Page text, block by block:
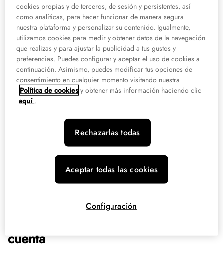
Losapartados principales que debe tener una memoria de prácticas
de vital importancia. Seguramente tu institución académica tenga un guión
para elaborar este documento, pero en caso de que necesites más
informaión, puedes seguir los que destacamos a continuación:
Índice.
Información personal del estudiante y los datos de la empresa o
institución.
Actividad de la empresa, área donde hayas realizado las prácticas y
personal de la entidad.
Descripción de las tareas detalladamente.
Exposición de las dificultades que hayas tenido.
Valoración y explicación de los conocimientos adquiridos.
Opinión y valoración de las prácticas.
cuenta
cookies propias y de terceros, de sesión y persistentes, así
como analíticas, para hacer funcionar de manera segura
nuestra plataforma y personalizar su contenido. Igualmente,
utilizamos cookies para medir y obtener datos de la navegación
que realizas y para ajustar la publicidad a tus gustos y
preferencias. Puedes configurar y aceptar el uso de cookies a
continuación. Asimismo, puedes modificar tus opciones de
consentimiento en cualquier momento visitando nuestra
Política de cookies y obtener más información haciendo clic
aquí .
Rechazarlas todas
Aceptar todas las cookies
Configuración